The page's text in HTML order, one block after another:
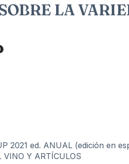
LA
2021 ed. ANUAL (edición en
VINO Y ARTÍCULOS